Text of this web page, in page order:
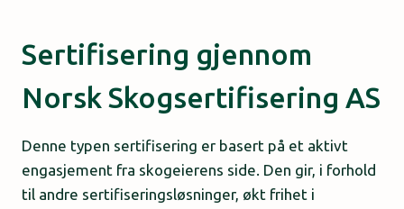
Sertifisering gjennom
Norsk Skogsertifisering AS
Denne typen sertifisering er basert på et aktivt
engasjement fra skogeierens side. Den gir, i forhold
til andre sertifiseringsløsninger, økt frihet i